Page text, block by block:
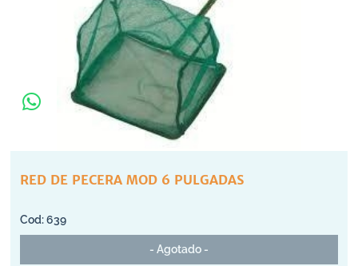
RED DE PECERA MOD 6 PULGADAS
639
- Agotado -